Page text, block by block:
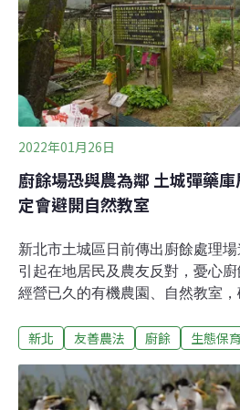
熱資源豐富，除了泡溫泉，還可
地熱潛能高達32GW，全數開發
廠。環團更認為，24小時不間斷
能作為基載電力，視為綠能新希
2022年01月26日
廚餘場恐與農為鄰 土城彈藥
定會避開自然教室
新北市土城區日前傳出廚餘處理場
引起在地居民及農友反對，憂心
經營已久的有機農園、自然教室
鄰生態教室，但土城清潔隊仍有
管50年 都市裡意外維持傳統農耕
彈藥庫」位於土城區埤塘里，
新北 友善農法 廚餘 生態保